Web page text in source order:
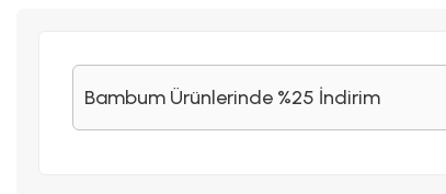
Bambum Ürünlerinde %25 İndirim